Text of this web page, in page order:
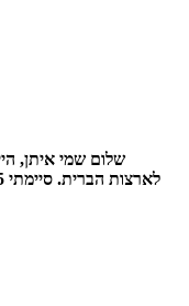
שלום שמי איתן,